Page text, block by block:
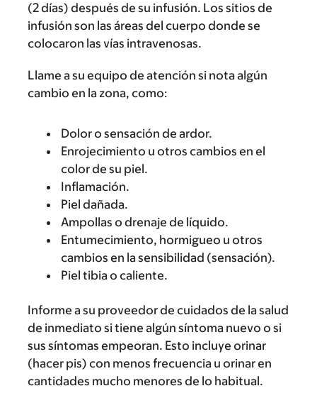
(2 días) después de su infusión. Los sitios de
infusión son las áreas del cuerpo donde se
colocaron las vías intravenosas.
Llame a su equipo de atención si nota algún
cambio en la zona, como:
Dolor o sensación de ardor.
Enrojecimiento u otros cambios en el
color de su piel.
Inflamación.
Piel dañada.
Ampollas o drenaje de líquido.
Entumecimiento, hormigueo u otros
cambios en la sensibilidad (sensación).
Piel tibia o caliente.
Informe a su proveedor de cuidados de la salud
de inmediato si tiene algún síntoma nuevo o si
sus síntomas empeoran. Esto incluye orinar
(hacer pis) con menos frecuencia u orinar en
cantidades mucho menores de lo habitual.